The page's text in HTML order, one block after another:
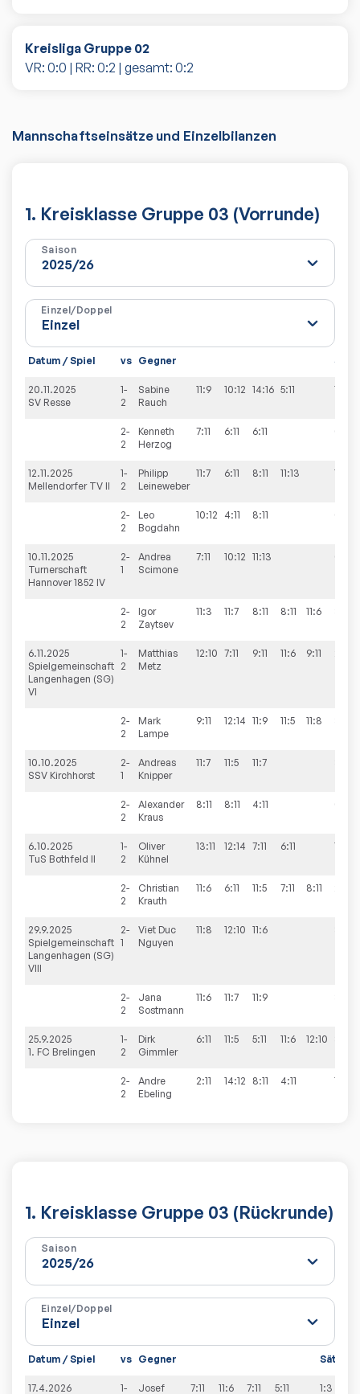
Kreisliga Gruppe 02
VR: 0:0 | RR: 0:2 | gesamt: 0:2
Mannschaftseinsätze und Einzelbilanzen
1. Kreisklasse Gruppe 03 (Vorrunde)
Saison
Einzel/Doppel
Datum / Spiel vs Gegner
20.11.2025
SV Resse
1-
2
Sabine
Rauch
11:9 10:12 14:16 5:11 1:3
2-
2
Kenneth
Herzog
7:11 6:11 6:11
12.11.2025
Mellendorfer TV II
1-
2
Philipp
Leineweber
11:7 6:11 8:11 11:13 1:3
2-
2
Leo
Bogdahn
10:12 4:11 8:11
10.11.2025
Turnerschaft
Hannover 1852 IV
2-
1
Andrea
Scimone
7:11 10:12 11:13
2-
2
Igor
Zaytsev
11:3 11:7 8:11 8:11 11:6
6.11.2025
Spielgemeinschaft
Langenhagen (SG)
VI
1-
2
Matthias
Metz
12:10 7:11 9:11 11:6 9:11
2-
2
Mark
Lampe
9:11 12:14 11:9 11:5 11:8
10.10.2025
SSV Kirchhorst
2-
1
Andreas
Knipper
11:7 11:5 11:7
2-
2
Alexander
Kraus
8:11 8:11 4:11
6.10.2025
TuS Bothfeld II
1-
2
Oliver
Kühnel
13:11 12:14 7:11 6:11 1:3
2-
2
Christian
Krauth
11:6 6:11 11:5 7:11 8:11
29.9.2025
Spielgemeinschaft
Langenhagen (SG)
VIII
2-
1
Viet Duc
Nguyen
11:8 12:10 11:6
2-
2
Jana
Sostmann
11:6 11:7 11:9
25.9.2025
1. FC Brelingen
1-
2
Dirk
Gimmler
6:11 11:5 5:11 11:6 12:10
2-
2
Andre
Ebeling
2:11 14:12 8:11 4:11 1:3
1. Kreisklasse Gruppe 03 (Rückrunde)
Saison
Einzel/Doppel
Datum / Spiel vs Gegner Sätze
17.4.2026 1- Josef 7:11 11:6 7:11 5:11 1:3